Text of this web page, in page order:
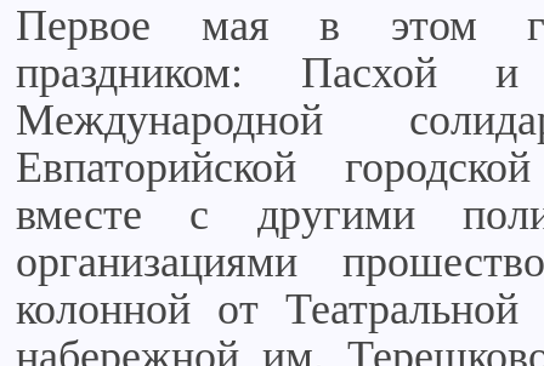
Первое мая в этом
праздником: Пасхой
Международной
Евпаторийской
вместе с другими
организациями
колонной от
набережной им.